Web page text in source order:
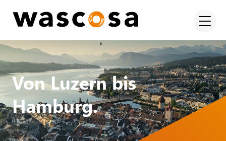
Von Luzern bis
Hamburg.